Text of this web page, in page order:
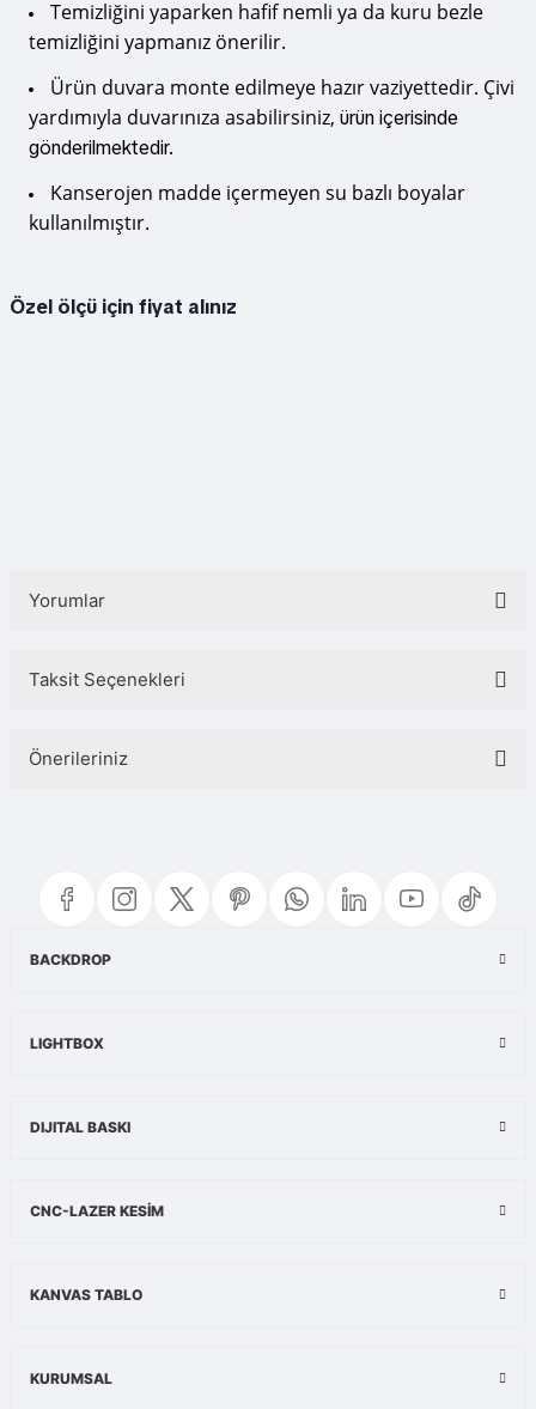
Temizliğini yaparken hafif nemli ya da kuru bezle
temizliğini yapmanız önerilir.
Ürün duvara monte edilmeye hazır vaziyettedir. Çivi
yardımıyla duvarınıza asabilirsiniz, ürün içerisinde
gönderilmektedir.
Kanserojen madde içermeyen su bazlı boyalar
kullanılmıştır.
Özel ölçü için fiyat alınız
Yorumlar
Taksit Seçenekleri
Önerileriniz
Görüş ve önerileriniz için teşekkür ederiz.
Ürün resmi kalitesiz, bozuk veya görüntülenemiyor.
BACKDROP
LIGHTBOX
DIJITAL BASKI
CNC-LAZER KESİM
KANVAS TABLO
KURUMSAL